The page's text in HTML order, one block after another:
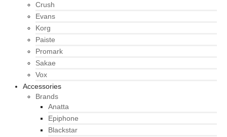
Crush
Evans
Korg
Paiste
Promark
Sakae
Vox
Accessories
Brands
Anatta
Epiphone
Blackstar